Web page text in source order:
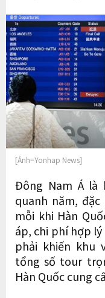
[Ảnh=Yonhap News]
Đông Nam Á là
quanh năm,
mỗi khi Hàn
áp, chi phí hợp lý
phải khiến khu
tổng số tour
Hàn Quốc cung